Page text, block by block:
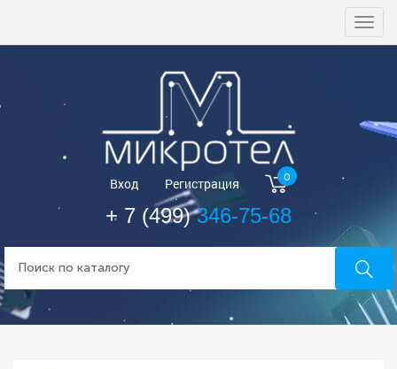
Вход Регистрация 0
+ 7 (499)346-75-68